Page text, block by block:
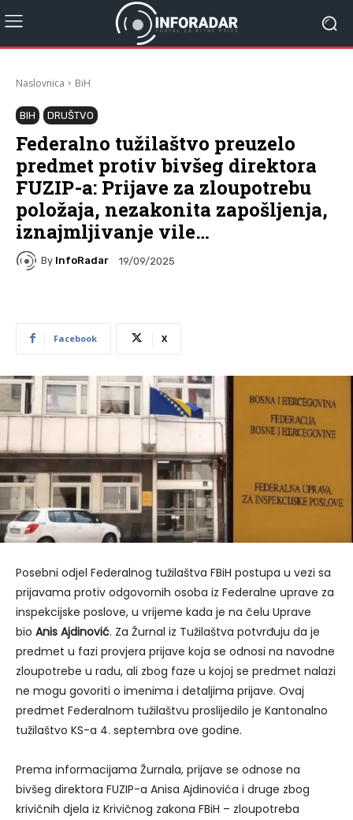
Naslovnica BiH
BIH DRUŠTVO
Federalno tužilaštvo preuzelo
predmet protiv bivšeg direktora
FUZIP-a: Prijave za zloupotrebu
položaja, nezakonita zapošljenja,
iznajmljivanje vile…
By InfoRadar 19/09/2025
Facebook X
Posebni odjel Federalnog tužilaštva FBiH postupa u vezi sa
prijavama protiv odgovornih osoba iz Federalne uprave za
inspekcijske poslove, u vrijeme kada je na čelu Uprave
bio Anis Ajdinović. Za Žurnal iz Tužilaštva potvrđuju da je
predmet u fazi provjera prijave koja se odnosi na navodne
zloupotrebe u radu, ali zbog faze u kojoj se predmet nalazi
ne mogu govoriti o imenima i detaljima prijave. Ovaj
predmet Federalnom tužilaštvu proslijedilo je Kantonalno
tužilaštvo KS-a 4. septembra ove godine.
Prema informacijama Žurnala, prijave se odnose na
bivšeg direktora FUZIP-a Anisa Ajdinovića i druge zbog
krivičnih djela iz Krivičnog zakona FBiH – zloupotreba